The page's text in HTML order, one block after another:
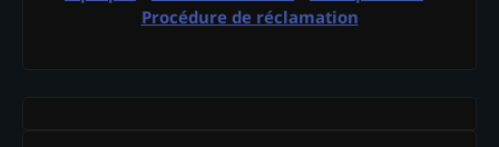
Procédure de réclamation